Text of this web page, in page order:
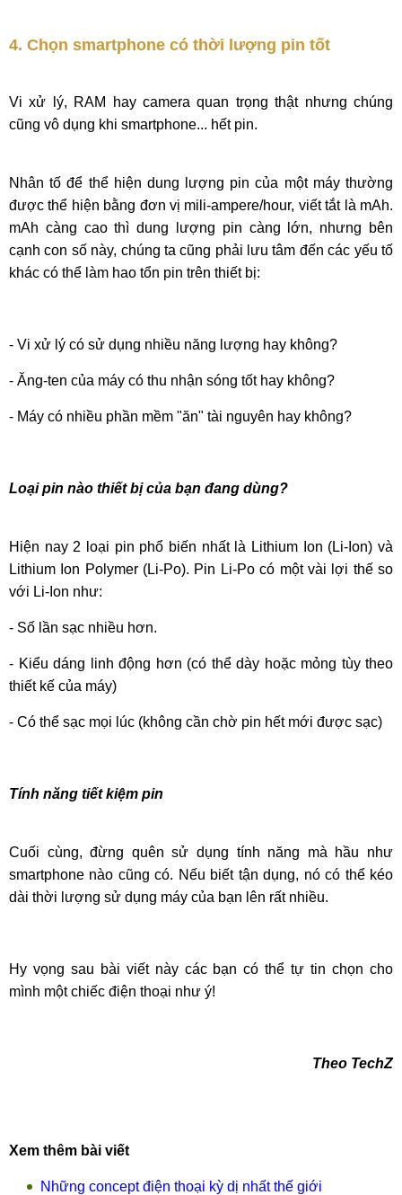
4. Chọn smartphone có thời lượng pin tốt
Vi xử lý, RAM hay camera quan trọng thật nhưng chúng
cũng vô dụng khi smartphone... hết pin.
Nhân tố để thể hiện dung lượng pin của một máy thường
được thể hiện bằng đơn vị mili-ampere/hour, viết tắt là mAh.
mAh càng cao thì dung lượng pin càng lớn, nhưng bên
cạnh con số này, chúng ta cũng phải lưu tâm đến các yếu tố
khác có thể làm hao tổn pin trên thiết bị:
- Vi xử lý có sử dụng nhiều năng lượng hay không?
- Ăng-ten của máy có thu nhận sóng tốt hay không?
- Máy có nhiều phần mềm "ăn" tài nguyên hay không?
Loại pin nào thiết bị của bạn đang dùng?
Hiện nay 2 loại pin phổ biến nhất là Lithium Ion (Li-Ion) và
Lithium Ion Polymer (Li-Po). Pin Li-Po có một vài lợi thế so
với Li-Ion như:
- Số lần sạc nhiều hơn.
- Kiểu dáng linh động hơn (có thể dày hoặc mỏng tùy theo
thiết kế của máy)
- Có thể sạc mọi lúc (không cần chờ pin hết mới được sạc)
Tính năng tiết kiệm pin
Cuối cùng, đừng quên sử dụng tính năng mà hầu như
smartphone nào cũng có. Nếu biết tận dụng, nó có thể kéo
dài thời lượng sử dụng máy của bạn lên rất nhiều.
Hy vọng sau bài viết này các bạn có thể tự tin chọn cho
mình một chiếc điện thoại như ý!
Theo TechZ
Xem thêm bài viết
Những concept điện thoại kỳ dị nhất thế giới